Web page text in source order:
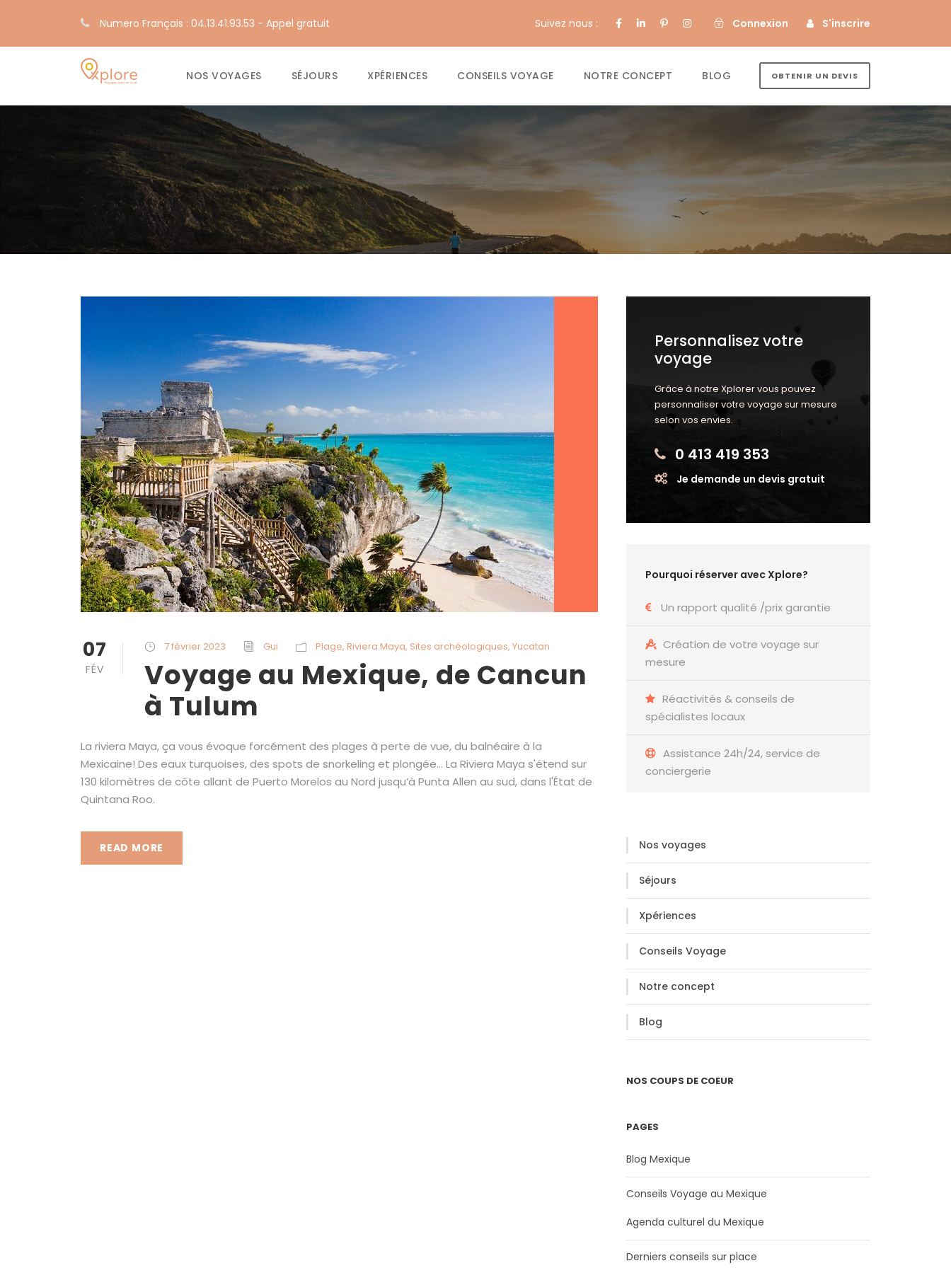
Numero Français : 04.13.41.93.53 - Appel gratuit Suivez nous : Connexion S'inscrire
NOS VOYAGES SÉJOURS XPÉRIENCES CONSEILS VOYAGE NOTRE CONCEPT BLOG OBTENIR UN DEVIS
07
FÉV
7 février 2023 Gui Plage, Riviera Maya, Sites archéologiques, Yucatan
Voyage au Mexique, de Cancun
à Tulum
La riviera Maya, ça vous évoque forcément des plages à perte de vue, du balnéaire à la
Mexicaine! Des eaux turquoises, des spots de snorkeling et plongée… La Riviera Maya s'étend sur
130 kilomètres de côte allant de Puerto Morelos au Nord jusqu’à Punta Allen au sud, dans l'État de
Quintana Roo.
READ MORE
Personnalisez votre
voyage
Grâce à notre Xplorer vous pouvez
personnaliser votre voyage sur mesure
selon vos envies.
0 413 419 353
Je demande un devis gratuit
Pourquoi réserver avec Xplore?
Un rapport qualité /prix garantie
Création de votre voyage sur
mesure
Réactivités & conseils de
spécialistes locaux
Assistance 24h/24, service de
conciergerie
Nos voyages
Séjours
Xpériences
Conseils Voyage
Notre concept
Blog
NOS COUPS DE COEUR
PAGES
Blog Mexique
Conseils Voyage au Mexique
Agenda culturel du Mexique
Derniers conseils sur place